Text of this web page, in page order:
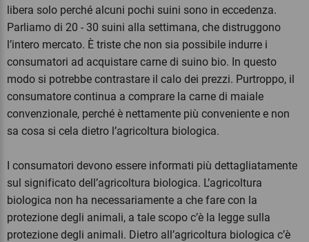
libera solo perché alcuni pochi suini sono in eccedenza.
Parliamo di 20 - 30 suini alla settimana, che distruggono
l’intero mercato. È triste che non sia possibile indurre i
consumatori ad acquistare carne di suino bio. In questo
modo si potrebbe contrastare il calo dei prezzi. Purtroppo, il
consumatore continua a comprare la carne di maiale
convenzionale, perché è nettamente più conveniente e non
sa cosa si cela dietro l’agricoltura biologica.
I consumatori devono essere informati più dettagliatamente
sul significato dell’agricoltura biologica. L’agricoltura
biologica non ha necessariamente a che fare con la
protezione degli animali, a tale scopo c’è la legge sulla
protezione degli animali. Dietro all’agricoltura biologica c’è